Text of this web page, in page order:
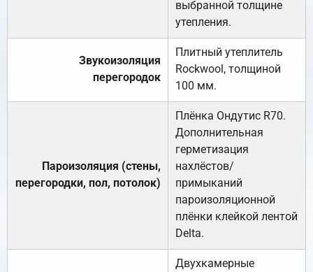
выбранной толщине
утепления.
Звукоизоляция
перегородок
Плитный утеплитель
Rockwool, толщиной
100 мм.
Пароизоляция (стены,
перегородки, пол, потолок)
Плёнка Ондутис R70.
Дополнительная
герметизация
нахлёстов/
примыканий
пароизоляционной
плёнки клейкой лентой
Delta.
Двухкамерные